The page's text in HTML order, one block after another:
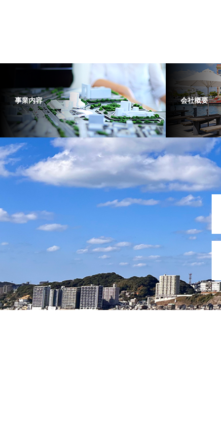
事業内容 会社概要